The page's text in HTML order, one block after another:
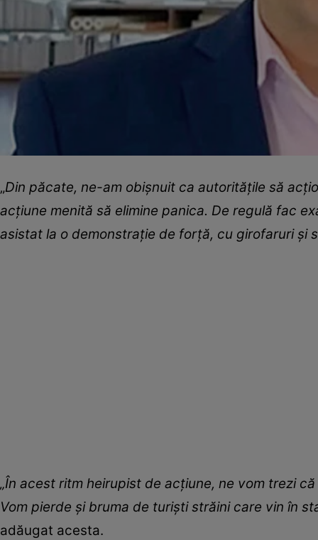
„Din păcate, ne-am obişnuit ca autorităţile să
acţiune menită să elimine panica. De regulă fac
asistat la o demonstraţie de forţă, cu girofaruri şi
„În acest ritm heirupist de acţiune, ne vom trezi
Vom pierde şi bruma de turişti străini care vin în
adăugat acesta.